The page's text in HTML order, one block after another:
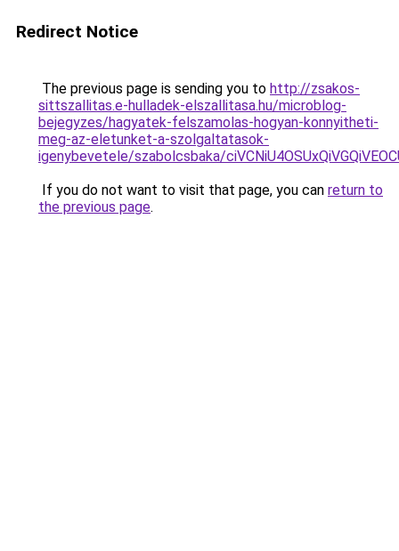
Redirect Notice
The previous page is sending you to http://zsakos-
sittszallitas.e-hulladek-elszallitasa.hu/microblog-
bejegyzes/hagyatek-felszamolas-hogyan-konnyitheti-
meg-az-eletunket-a-szolgaltatasok-
igenybevetele/szabolcsbaka/
If you do not want to visit that page, you can return to
the previous page.